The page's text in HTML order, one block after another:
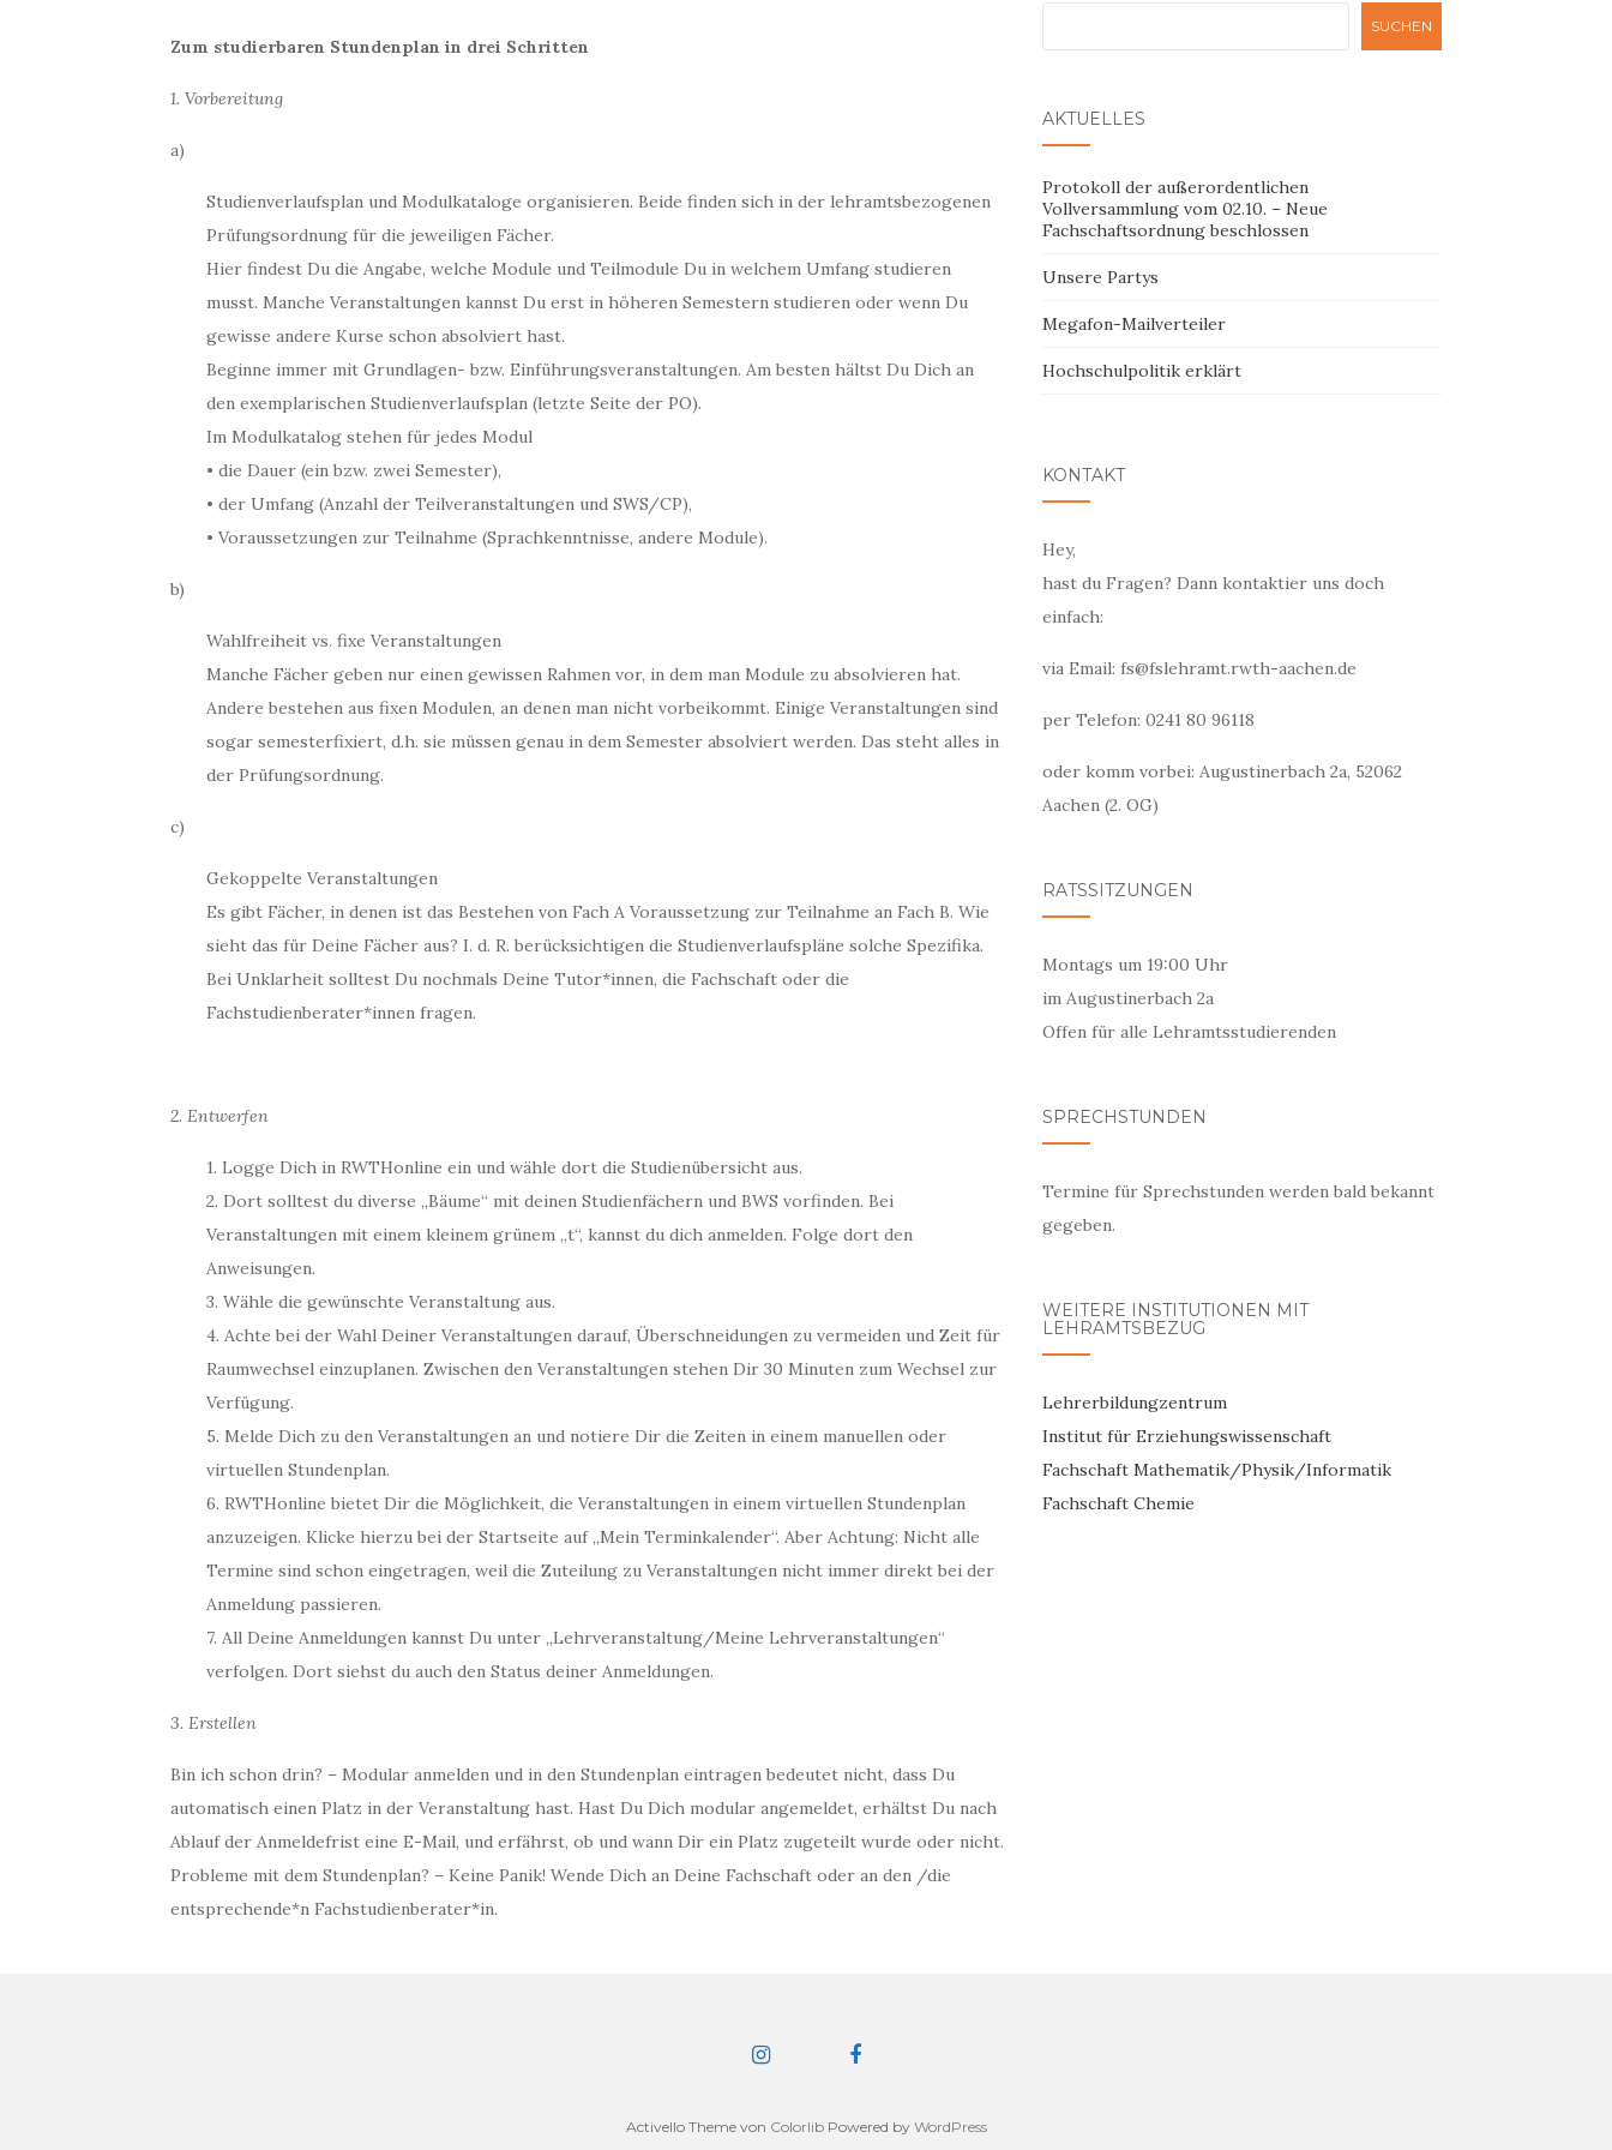
Zum studierbaren Stundenplan in drei Schritten
1. Vorbereitung
a)
Studienverlaufsplan und Modulkataloge organisieren. Beide finden sich in der lehramtsbezogenen
Prüfungsordnung für die jeweiligen Fächer.
Hier findest Du die Angabe, welche Module und Teilmodule Du in welchem Umfang studieren
musst. Manche Veranstaltungen kannst Du erst in höheren Semestern studieren oder wenn Du
gewisse andere Kurse schon absolviert hast.
Beginne immer mit Grundlagen- bzw. Einführungsveranstaltungen. Am besten hältst Du Dich an
den exemplarischen Studienverlaufsplan (letzte Seite der PO).
Im Modulkatalog stehen für jedes Modul
• die Dauer (ein bzw. zwei Semester),
• der Umfang (Anzahl der Teilveranstaltungen und SWS/CP),
• Voraussetzungen zur Teilnahme (Sprachkenntnisse, andere Module).
b)
Wahlfreiheit vs. fixe Veranstaltungen
Manche Fächer geben nur einen gewissen Rahmen vor, in dem man Module zu absolvieren hat.
Andere bestehen aus fixen Modulen, an denen man nicht vorbeikommt. Einige Veranstaltungen sind
sogar semesterfixiert, d.h. sie müssen genau in dem Semester absolviert werden. Das steht alles in
der Prüfungsordnung.
c)
Gekoppelte Veranstaltungen
Es gibt Fächer, in denen ist das Bestehen von Fach A Voraussetzung zur Teilnahme an Fach B. Wie
sieht das für Deine Fächer aus? I. d. R. berücksichtigen die Studienverlaufspläne solche Spezifika.
Bei Unklarheit solltest Du nochmals Deine Tutor*innen, die Fachschaft oder die
Fachstudienberater*innen fragen.
2. Entwerfen
1. Logge Dich in RWTHonline ein und wähle dort die Studienübersicht aus.
2. Dort solltest du diverse „Bäume“ mit deinen Studienfächern und BWS vorfinden. Bei
Veranstaltungen mit einem kleinem grünem „t“, kannst du dich anmelden. Folge dort den
Anweisungen.
3. Wähle die gewünschte Veranstaltung aus.
4. Achte bei der Wahl Deiner Veranstaltungen darauf, Überschneidungen zu vermeiden und Zeit für
Raumwechsel einzuplanen. Zwischen den Veranstaltungen stehen Dir 30 Minuten zum Wechsel zur
Verfügung.
5. Melde Dich zu den Veranstaltungen an und notiere Dir die Zeiten in einem manuellen oder
virtuellen Stundenplan.
6. RWTHonline bietet Dir die Möglichkeit, die Veranstaltungen in einem virtuellen Stundenplan
anzuzeigen. Klicke hierzu bei der Startseite auf „Mein Terminkalender“. Aber Achtung: Nicht alle
Termine sind schon eingetragen, weil die Zuteilung zu Veranstaltungen nicht immer direkt bei der
Anmeldung passieren.
7. All Deine Anmeldungen kannst Du unter „Lehrveranstaltung/Meine Lehrveranstaltungen“
verfolgen. Dort siehst du auch den Status deiner Anmeldungen.
3. Erstellen
Bin ich schon drin? – Modular anmelden und in den Stundenplan eintragen bedeutet nicht, dass Du
automatisch einen Platz in der Veranstaltung hast. Hast Du Dich modular angemeldet, erhältst Du nach
Ablauf der Anmeldefrist eine E-Mail, und erfährst, ob und wann Dir ein Platz zugeteilt wurde oder nicht.
Probleme mit dem Stundenplan? – Keine Panik! Wende Dich an Deine Fachschaft oder an den /die
entsprechende*n Fachstudienberater*in.
SUCHEN
AKTUELLES
Protokoll der außerordentlichen
Vollversammlung vom 02.10. – Neue
Fachschaftsordnung beschlossen
Unsere Partys
Megafon-Mailverteiler
Hochschulpolitik erklärt
KONTAKT
Hey,
hast du Fragen? Dann kontaktier uns doch
einfach:
via Email: fs@fslehramt.rwth-aachen.de
per Telefon: 0241 80 96118
oder komm vorbei: Augustinerbach 2a, 52062
Aachen (2. OG)
RATSSITZUNGEN
Montags um 19:00 Uhr
im Augustinerbach 2a
Offen für alle Lehramtsstudierenden
SPRECHSTUNDEN
Termine für Sprechstunden werden bald bekannt
gegeben.
WEITERE INSTITUTIONEN MIT
LEHRAMTSBEZUG
Lehrerbildungzentrum
Institut für Erziehungswissenschaft
Fachschaft Mathematik/Physik/Informatik
Fachschaft Chemie
Activello Theme von ColorlibPowered by WordPress